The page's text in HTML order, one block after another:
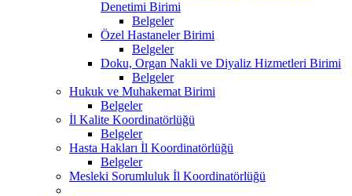
Denetimi Birimi
Belgeler
Özel Hastaneler Birimi
Belgeler
Doku, Organ Nakli ve Diyaliz Hizmetleri Birimi
Belgeler
Hukuk ve Muhakemat Birimi
Belgeler
İl Kalite Koordinatörlüğü
Belgeler
Hasta Hakları İl Koordinatörlüğü
Belgeler
Mesleki Sorumluluk İl Koordinatörlüğü